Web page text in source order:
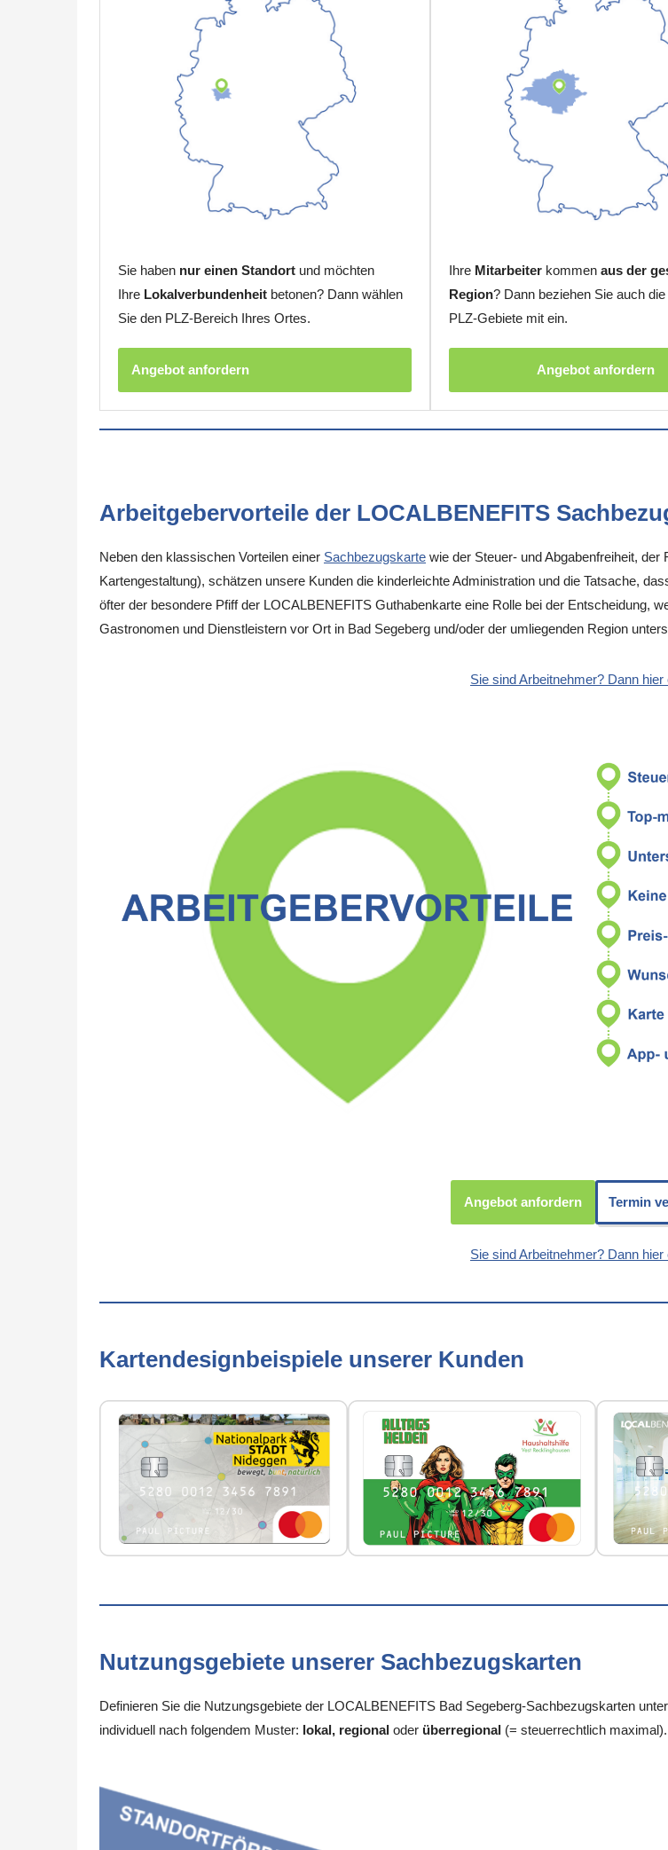
Sie haben nur einen Standort und möchten
Ihre Lokalverbundenheit betonen? Dann wählen
Sie den PLZ-Bereich Ihres Ortes.
Angebot anfordern
Ihre Mitarbeiter kommenaus der
Region? Dann beziehen Sie auch
PLZ-Gebiete mit ein.
Angebot anfordern
Arbeitgebervorteile der LOCALBENEFITS
Neben den klassischen Vorteilen einer Sachbezugskarte wie der Steuer- und Abgabenfreiheit,
Kartengestaltung), schätzen unsere Kunden die kinderleichte Administration und die Tatsache,
öfter der besondere Pfiff der LOCALBENEFITS Guthabenkarte eine Rolle bei der Entscheidung,
Gastronomen und Dienstleistern vor Ort in Bad Segeberg und/oder der umliegenden Region
Sie sind Arbeitnehmer? Dann
Angebot anfordern Termin
Sie sind Arbeitnehmer? Dann
Kartendesignbeispiele unserer Kunden
Nutzungsgebiete unserer Sachbezugskarten
Definieren Sie die Nutzungsgebiete der LOCALBENEFITS Bad Segeberg-Sachbezugskarten
individuell nach folgendem Muster: lokal, regional oder überregional (= steuerrechtlich maximal).